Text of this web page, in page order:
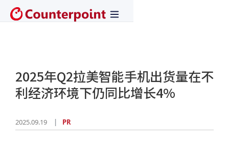
2025年Q2拉美智能手机出货量在不
利经济环境下仍同比增长4%
2025.09.19 PR